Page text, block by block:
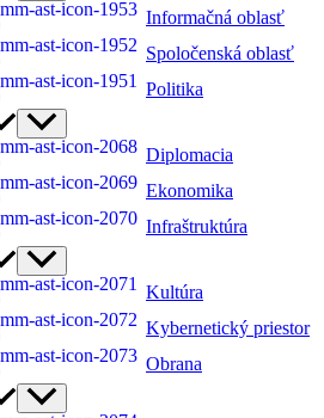
Informačná oblasť
Spoločenská oblasť
Politika
Diplomacia
Ekonomika
Infraštruktúra
Kultúra
Kybernetický priestor
Obrana